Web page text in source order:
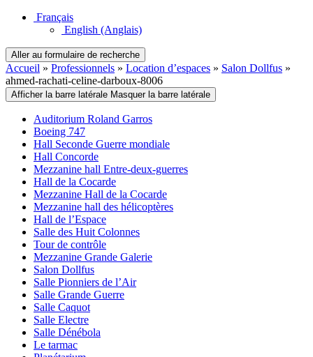
Français
English (Anglais)
Aller au formulaire de recherche
Accueil » Professionnels » Location d’espaces » Salon Dollfus »
ahmed-rachati-celine-darboux-8006
Afficher la barre latérale Masquer la barre latérale
Auditorium Roland Garros
Boeing 747
Hall Seconde Guerre mondiale
Hall Concorde
Mezzanine hall Entre-deux-guerres
Hall de la Cocarde
Mezzanine Hall de la Cocarde
Mezzanine hall des hélicoptères
Hall de l’Espace
Salle des Huit Colonnes
Tour de contrôle
Mezzanine Grande Galerie
Salon Dollfus
Salle Pionniers de l’Air
Salle Grande Guerre
Salle Caquot
Salle Electre
Salle Dénébola
Le tarmac